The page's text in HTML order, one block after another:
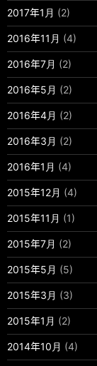
2017年1月 (2)
2016年11月 (4)
2016年7月 (2)
2016年5月 (2)
2016年4月 (2)
2016年3月 (2)
2016年1月 (4)
2015年12月 (4)
2015年11月 (1)
2015年7月 (2)
2015年5月 (5)
2015年3月 (3)
2015年1月 (2)
2014年10月 (4)